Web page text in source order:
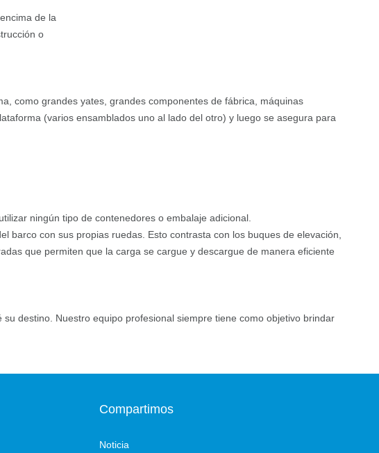
de la
o
como grandes yates, grandes componentes de fábrica, máquinas
(varios ensamblados uno al lado del otro) y luego se asegura para
ningún tipo de contenedores o embalaje adicional.
con sus propias ruedas. Esto contrasta con los buques de elevación,
que permiten que la carga se cargue y descargue de manera eficiente
destino. Nuestro equipo profesional siempre tiene como objetivo brindar
Compartimos
Noticia